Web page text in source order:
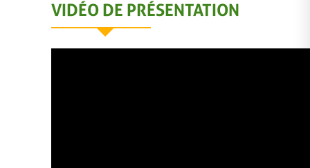
VIDÉO DE PRÉSENTATION